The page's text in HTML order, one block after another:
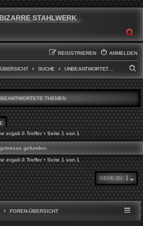
STAHLWERK
ANMELDEN
REGISTRIEREN
SUCHE
U
C
H
E
THEMEN
ergab 0 Treffer • Seite1von1
gefunden.
ergab 0 Treffer • Seite1von1
GEHE ZU
FOREN-ÜBERSICHT